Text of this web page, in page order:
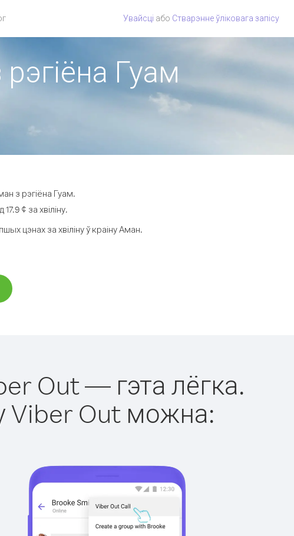
Увайсці або Стварэнне ўліковага запісу
Гуам
з рэгіёна Гуам.
¢ за хвіліну.
цэнах за хвіліну ў краіну Аман.
Out — гэта лёгка.
Viber Out можна: